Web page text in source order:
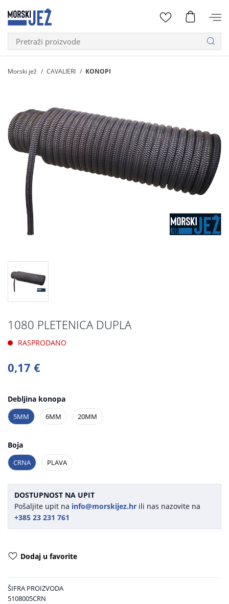
Morski jež CAVALIERI KONOPI
1080 PLETENICA DUPLA
RASPRODANO
0,17 €
Debljina konopa
5MM 6MM 20MM
Boja
CRNA PLAVA
DOSTUPNOST NA UPIT
Pošaljite upit na info@morskijez.hr ili nas nazovite na
+385 23 231 761
Dodaj u favorite
ŠIFRA PROIZVODA
5108005CRN